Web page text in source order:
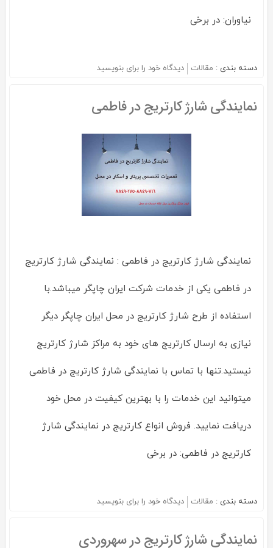
نیاوران: در برخی
دسته بندی : مقالات دیدگاه خود را برای on
کارتریج
بنویسید
نمایندگی شارژ کارتریج در فاطمی
نمایندگی شارژ کارتریج در فاطمی : نمایندگی شارژ کارتریج
در فاطمی یکی از خدمات شرکت ایران چاپگر میباشد.با
استفاده از طرح شارژ کارتریج در محل ایران چاپگر دیگر
نیازی به ارسال کارتریج های خود به مراکز شارژ کارتریج
نیستید.تنها با تماس با نمایندگی شارژ کارتریج در فاطمی
میتوانید این خدمات را با بهترین کیفیت در محل خود
دریافت نمایید. فروش انواع کارتریج در نمایندگی شارژ
کارتریج در فاطمی: در برخی
دسته بندی : مقالات دیدگاه خود را برای on
کارتریج
بنویسید
نمایندگی شارژ کارتریج در سهروردی